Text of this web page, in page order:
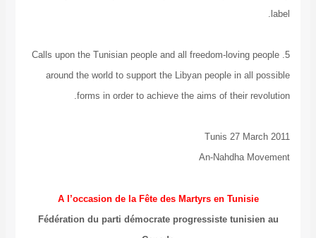
5. Calls upon the Tunisian people and all freedom-
around the world to support the Libyan people in
forms in order to achieve the aims of
Tunis 27
An-
A l’occasion de la Fête des Martyrs en
Fédération du parti démocrate progressiste